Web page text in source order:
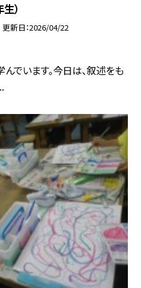
）
更新日 2026/04/22
でいます。今日は、叙述をも